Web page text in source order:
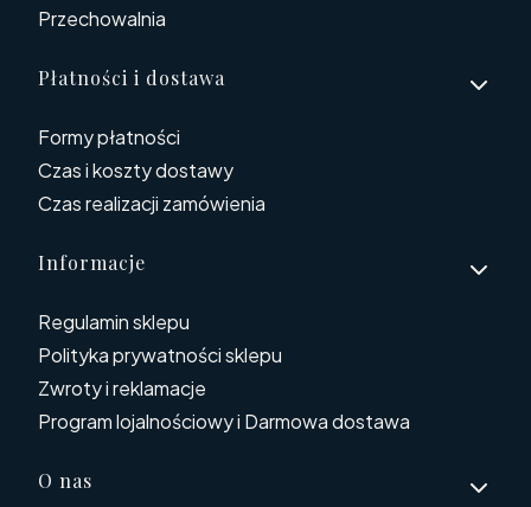
Przechowalnia
Płatności i dostawa
Formy płatności
Czas i koszty dostawy
Czas realizacji zamówienia
Informacje
Regulamin sklepu
Polityka prywatności sklepu
Zwroty i reklamacje
Program lojalnościowy i Darmowa dostawa
O nas